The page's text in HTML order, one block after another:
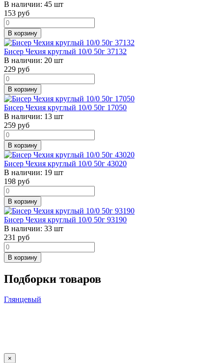
В наличии: 45 шт
153 руб
В корзину
Бисер Чехия круглый 10/0 50г 37132
В наличии: 20 шт
229 руб
В корзину
Бисер Чехия круглый 10/0 50г 17050
В наличии: 13 шт
259 руб
В корзину
Бисер Чехия круглый 10/0 50г 43020
В наличии: 19 шт
198 руб
В корзину
Бисер Чехия круглый 10/0 50г 93190
В наличии: 33 шт
231 руб
В корзину
Подборки товаров
Глянцевый
×